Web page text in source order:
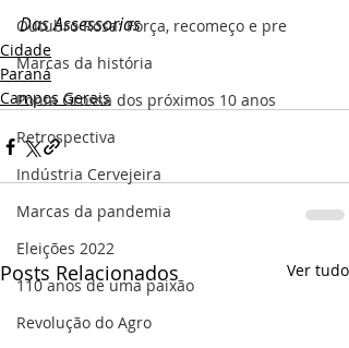
Outubro Rosa: Força, recomeço e pre
Marcas da história
Ponta Grossa dos próximos 10 anos
Retrospectiva
Indústria Cervejeira
Marcas da pandemia
Eleições 2022
110 anos de uma paixão
Revolução do Agro
Das Assessorias
Cidade
Paraná
Campos Gerais
Posts Relacionados Ver tudo